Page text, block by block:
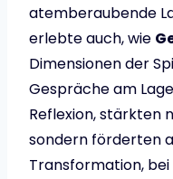
atemberaubende
erlebte auch, wie
Dimensionen der
Gespräche am
Reflexion, stärkten
sondern förderten
Transformation,